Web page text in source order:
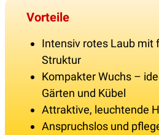
Vorteile
Intensiv rotes Laub mit
Struktur
Kompakter Wuchs –
Gärten und Kübel
Attraktive, leuchtende
Anspruchslos und